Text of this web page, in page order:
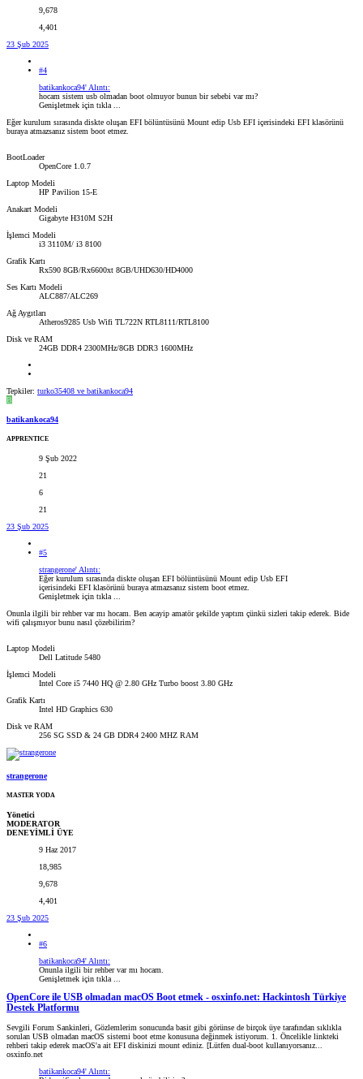
9,678
4,401
23 Şub 2025
#4
batikankoca94' Alıntı:
hocam sistem usb olmadan boot olmuyor bunun bir sebebi var mı?
Genişletmek için tıkla ...
Eğer kurulum sırasında diskte oluşan EFI bölüntüsünü Mount edip Usb EFI içerisindeki EFI klasörünü
buraya atmazsanız sistem boot etmez.
BootLoader
OpenCore 1.0.7
Laptop Modeli
HP Pavilion 15-E
Anakart Modeli
Gigabyte H310M S2H
İşlemci Modeli
i3 3110M/ i3 8100
Grafik Kartı
Rx590 8GB/Rx6600xt 8GB/UHD630/HD4000
Ses Kartı Modeli
ALC887/ALC269
Ağ Aygıtları
Atheros9285 Usb Wifi TL722N RTL8111/RTL8100
Disk ve RAM
24GB DDR4 2300MHz/8GB DDR3 1600MHz
Tepkiler: turko35408 ve batikankoca94
B
batikankoca94
APPRENTICE
9 Şub 2022
21
6
21
23 Şub 2025
#5
strangerone' Alıntı:
Eğer kurulum sırasında diskte oluşan EFI bölüntüsünü Mount edip Usb EFI
içerisindeki EFI klasörünü buraya atmazsanız sistem boot etmez.
Genişletmek için tıkla ...
Onunla ilgili bir rehber var mı hocam. Ben acayip amatör şekilde yaptım çünkü sizleri takip ederek. Bide
wifi çalışmıyor bunu nasıl çözebilirim?
Laptop Modeli
Dell Latitude 5480
İşlemci Modeli
Intel Core i5 7440 HQ @ 2.80 GHz Turbo boost 3.80 GHz
Grafik Kartı
Intel HD Graphics 630
Disk ve RAM
256 SG SSD & 24 GB DDR4 2400 MHZ RAM
strangerone
MASTER YODA
Yönetici
MODERATOR
DENEYİMLİ ÜYE
9 Haz 2017
18,985
9,678
4,401
23 Şub 2025
#6
batikankoca94' Alıntı:
Onunla ilgili bir rehber var mı hocam.
Genişletmek için tıkla ...
OpenCore ile USB olmadan macOS Boot etmek - osxinfo.net: Hackintosh Türkiye
Destek Platformu
Sevgili Forum Sankinleri, Gözlemlerim sonucunda basit gibi görünse de birçok üye tarafından sıklıkla
sorulan USB olmadan macOS sistemi boot etme konusuna değinmek istiyorum. 1. Öncelikle linkteki
rehberi takip ederek macOS'a ait EFI diskinizi mount ediniz. [Lütfen dual-boot kullanıyorsanız...
osxinfo.net
batikankoca94' Alıntı: